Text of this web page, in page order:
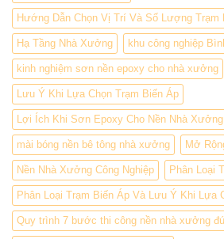
Hướng Dẫn Chọn Vị Trí Và Số Lượng Trạm
Hạ Tầng Nhà Xưởng khu công nghiệp
kinh nghiệm sơn nền epoxy cho nhà xưởng
Lưu Ý Khi Lựa Chọn Trạm Biến Áp
Lợi Ích Khi Sơn Epoxy Cho Nền Nhà Xưởng
mài bóng nền bê tông nhà xưởng Mở
Nền Nhà Xưởng Công Nghiệp Phân Loại
Phân Loại Trạm Biến Áp Và Lưu Ý Khi Lựa
Quy trình 7 bước thi công nền nhà xưởng